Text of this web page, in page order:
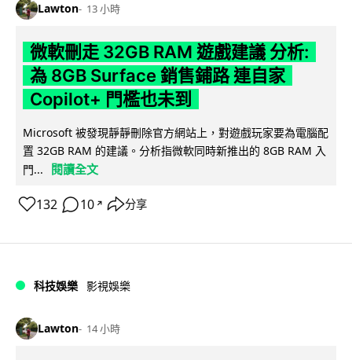
Lawton 13 小時
微軟刪走 32GB RAM 遊戲建議 分析:
為 8GB Surface 銷售鋪路 連自家
Copilot+ 門檻也未到
Microsoft 被發現靜靜刪除官方網站上，對遊戲玩家要為電腦配
置 32GB RAM 的建議。分析指微軟同時新推出的 8GB RAM 入
門...
閱讀全文
132 10 ↗ 分享
科技娛樂 影視娛樂
Lawton 14 小時